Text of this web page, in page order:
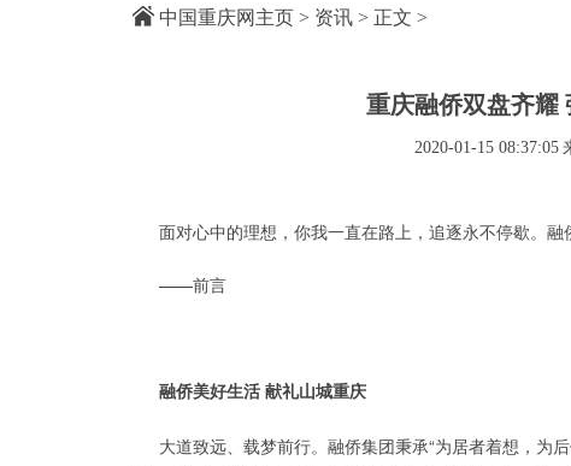
中国重庆网主页 > 资讯 > 正文 >
重庆融侨双盘齐耀
2020-01-15 08:37:05
面对心中的理想，你我一直在路上，追逐永不停歇。融
——前言
融侨美好生活 献礼山城重庆
大道致远、载梦前行。融侨集团秉承“为居者着想，为